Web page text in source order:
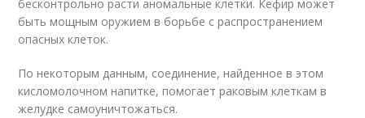
бесконтрольно расти аномальные клетки. Кефир может
быть мощным оружием в борьбе с распространением
опасных клеток.
По некоторым данным, соединение, найденное в этом
кисломолочном напитке, помогает раковым клеткам в
желудке самоуничтожаться.